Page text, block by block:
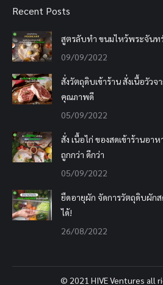
Recent Posts
สูตรลับทำ ขนมไหว้พระจันทร์
09/09/2022
สั่งวัตถุดิบเข้าร้าน สั่งเนื้อวัวจ
คุณภาพดี
05/09/2022
สั่ง เนื้อไก่ ของสดเข้าร้านอา
ถูกกว่า ดีกว่า
05/09/2022
ยืดอายุผัก จัดการวัตถุดิบผักส
ได้!
26/08/2022
© 2021 HIVE Ventures all